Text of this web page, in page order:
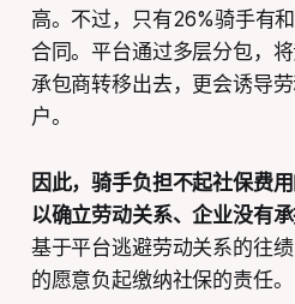
高。不过，只有26%骑手有
合同。平台通过多层分包，
承包商转移出去，更会诱导
户。
因此，骑手负担不起社保费
以确立劳动关系、企业没有
基于平台逃避劳动关系的往
的愿意负起缴纳社保的责任。